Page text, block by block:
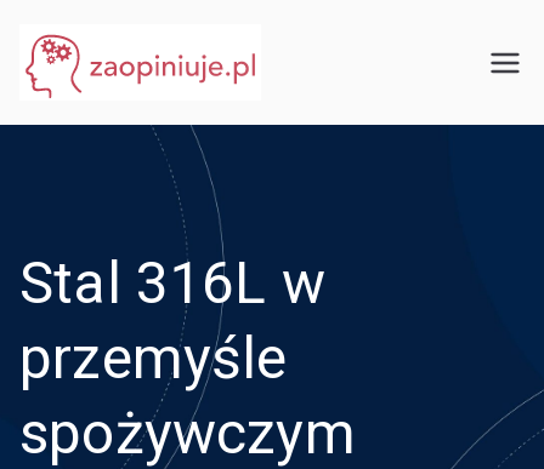
treści
Stal 316L w
przemyśle
spożywczym